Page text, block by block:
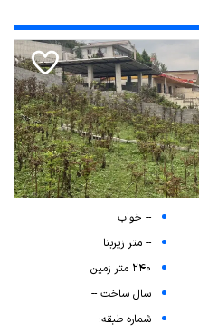
-- خواب
-- متر زیربنا
240 متر زمین
سال ساخت --
شماره طبقه: --